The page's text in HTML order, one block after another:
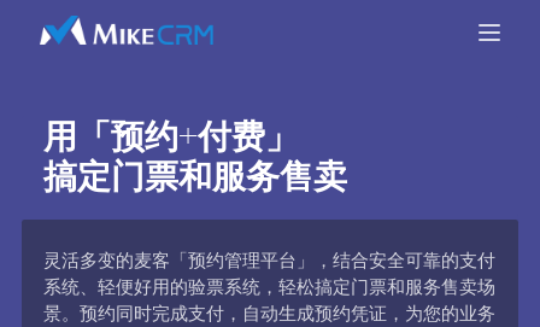
用「预约+付费」
搞定门票和服务售卖
灵活多变的麦客「预约管理平台」，结合安全可靠的支付
系统、轻便好用的验票系统，轻松搞定门票和服务售卖场
景。预约同时完成支付，自动生成预约凭证，为您的业务